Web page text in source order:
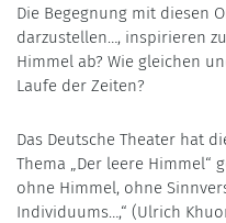
Die Begegnung mit diesen
darzustellen…, inspirieren
Himmel ab? Wie gleichen
Laufe der Zeiten?
Das Deutsche Theater hat
Thema „Der leere Himmel“
ohne Himmel, ohne
Individuums…,“ (Ulrich